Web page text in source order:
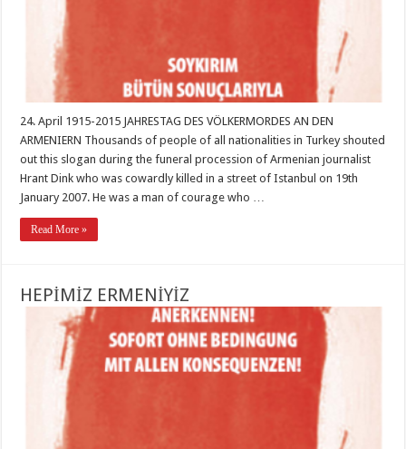
24. April 1915-2015 JAHRESTAG DES VÖLKERMORDES AN DEN
ARMENIERN Thousands of people of all nationalities in Turkey shouted
out this slogan during the funeral procession of Armenian journalist
Hrant Dink who was cowardly killed in a street of Istanbul on 19th
January 2007. He was a man of courage who …
Read More »
HEPİMİZ ERMENİYİZ